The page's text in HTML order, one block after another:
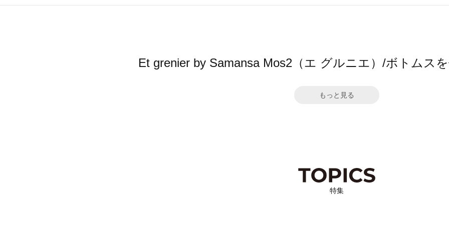
Et grenier by Samansa Mos2（エ グルニエ）/ボトムス
もっと見る
特集